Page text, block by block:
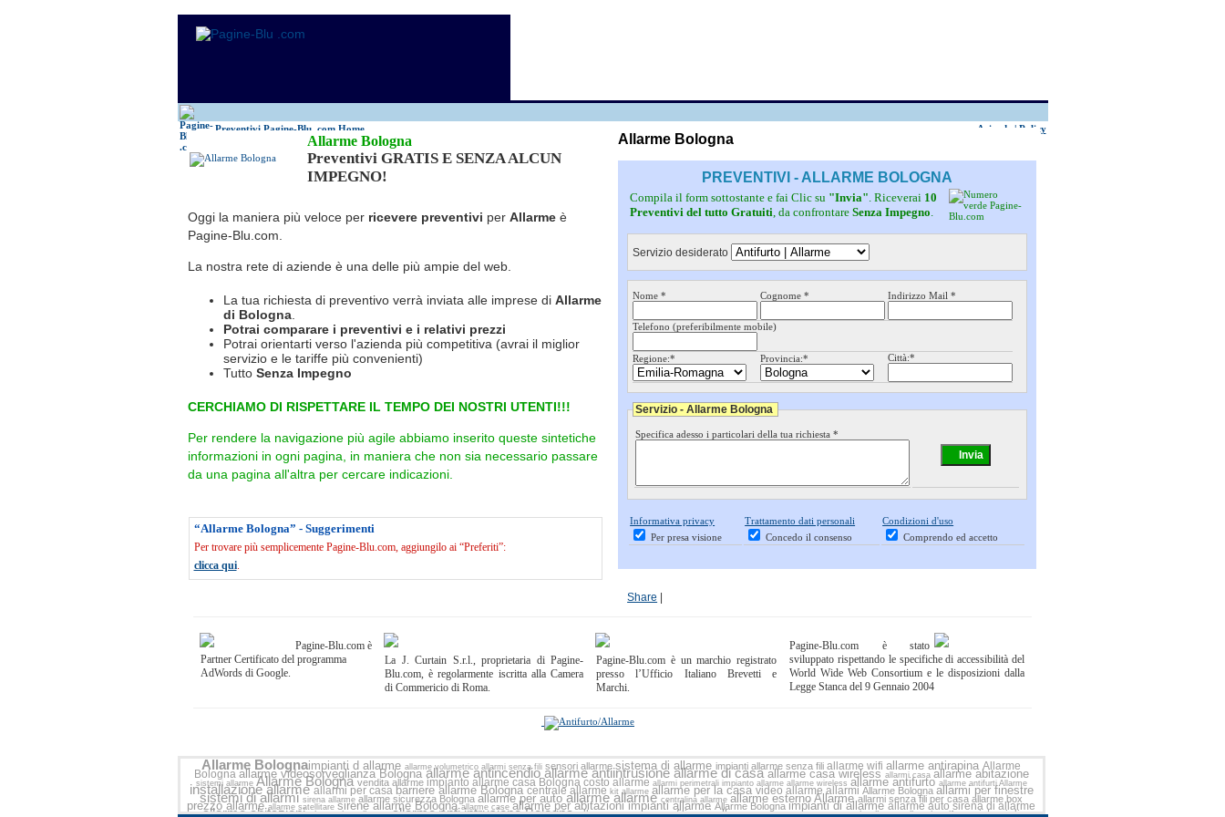
Preventivi Pagine-Blu .com Home Aziende | Policy
Antifurti
Allarme
Allarme Bologna
Preventivi GRATIS E SENZA ALCUN
IMPEGNO!
Oggi la maniera più veloce per ricevere preventivi per Allarmeè
Pagine-Blu.com.
La nostra rete di aziende è una delle più ampie del web.
La tua richiesta di preventivo verrà inviata alle imprese di Allarme
di Bologna.
Potrai comparare i preventivi e i relativi prezzi
Potrai orientarti verso l'azienda più competitiva (avrai il miglior
servizio e le tariffe più convenienti)
Tutto Senza Impegno
CERCHIAMO DI RISPETTARE IL TEMPO DEI NOSTRI UTENTI!!!
Per rendere la navigazione più agile abbiamo inserito queste sintetiche
informazioni in ogni pagina, in maniera che non sia necessario passare
da una pagina all'altra per cercare indicazioni.
“Allarme Bologna” - Suggerimenti
Per trovare più semplicemente Pagine-Blu.com, aggiungilo ai “Preferiti”:
clicca qui.
Allarme Bologna
PREVENTIVI - ALLARME BOLOGNA
Compila il form sottostante e fai Clic su "Invia". Riceverai 10
Preventivi del tutto Gratuiti, da confrontareSenza Impegno.
Servizio desiderato
Nome * Cognome * Indirizzo Mail *
Telefono (preferibilmente mobile)
Regione:* Provincia:* Città:*
Servizio - Allarme Bologna
Specifica adesso i particolari della tua richiesta *
Informativa privacy
Per presa visione
Trattamento dati personali
Concedo il consenso
Condizioni d'uso
Comprendo ed accetto
Share
Pagine-Blu.com è
Partner Certificato del programma
AdWords di Google.
La J. Curtain S.r.l., proprietaria di Pagine-
Blu.com, è regolarmente iscritta alla Camera
di Commericio di Roma.
Pagine-Blu.com è un marchio registrato
presso l’Ufficio Italiano Brevetti e
Marchi.
Pagine-Blu.com è stato
sviluppato rispettando le specifiche di accessibilità del
World Wide Web Consortium e le disposizioni dalla
Legge Stanca del 9 Gennaio 2004
Allarme Bolognaimpianti d allarme allarme volumetrico allarmi senza fili sensori allarmesistema di allarme impianti allarme senza fili allarme wifi allarme antirapina Allarme
Bolognaallarme videosorveglianza Bolognaallarme antincendioallarme antiintrusione allarme di casaallarme casa wireless allarmi casa allarme abitazione
sistemi allarme Allarme Bologna vendita allarme impianto allarme casa Bologna costo allarme allarmi perimetrali impianto allarme allarme wireless allarme antifurtoallarme antifurtiAllarme
installazione allarmeallarmi per casabarriere allarme Bolognacentrale allarme kit allarme allarme per la casa video allarmeallarmi Allarme Bologna allarmi per finestre
sistemi di allarmisirena allarme allarme sicurezza Bologna allarme per autoallarme allarmecentralina allarme allarme esternoAllarme allarmi senza fili per casa allarme box
prezzo allarmeallarme satellitare sirene allarme Bolognaallarme case allarme per abitazioniimpianti allarmeAllarme Bologna impianti di allarmeallarme autosirena di allarme
allarme abitazionielettronica allarmeallarme anti intrusione Bolognaallarme casa senza filimini allarmeAllarme Bolognamontaggio allarmeallarmi antifurtosistemi di